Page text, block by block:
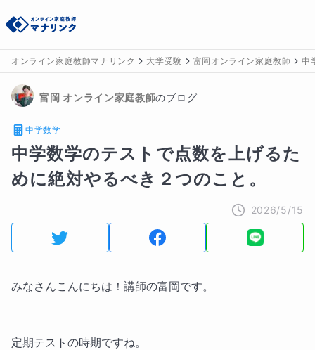
オンライン家庭教師マナリンク 大学受験 富岡オンライン家庭教師 中
富岡 オンライン家庭教師のブログ
中学数学
中学数学のテストで点数を上げるた
めに絶対やるべき２つのこと。
2026/5/15
みなさんこんにちは！講師の富岡です。
定期テストの時期ですね。